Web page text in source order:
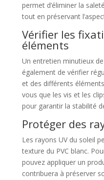
permet d’éliminer la
tout en préservant
Vérifier les
éléments
Un entretien minutieux
également de vérifier
et des différents
vous que les vis et les
pour garantir la stabilité
Protéger des
Les rayons UV du soleil
texture du PVC blanc.
pouvez appliquer un
contribuera à préserver